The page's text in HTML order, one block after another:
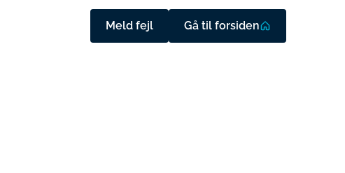
Meld fejl Gå til forsiden